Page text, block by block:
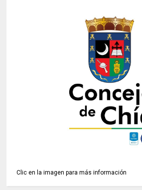
Clic en la imagen para más información